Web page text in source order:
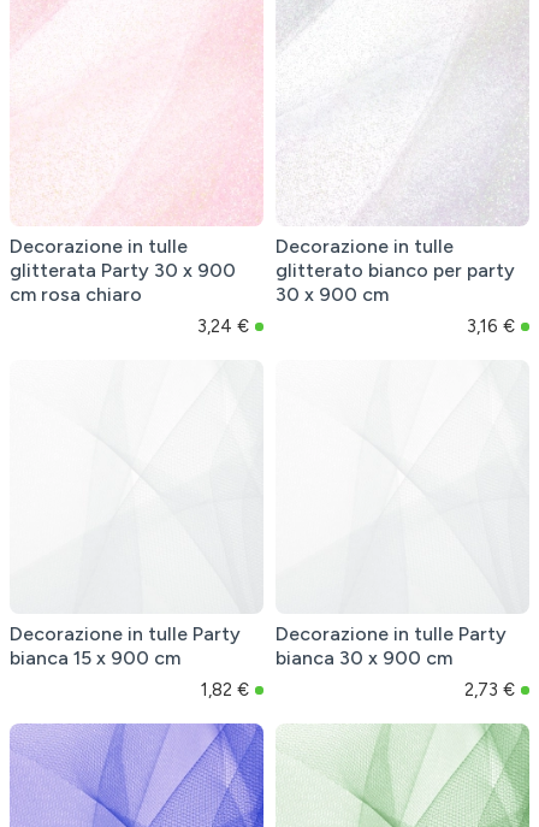
Decorazione in tulle
glitterata Party 30 x 900
cm rosa chiaro
3,24 €
Decorazione in tulle
glitterato bianco per party
30 x 900 cm
3,16 €
Decorazione in tulle Party
bianca 15 x 900 cm
1,82 €
Decorazione in tulle Party
bianca 30 x 900 cm
2,73 €